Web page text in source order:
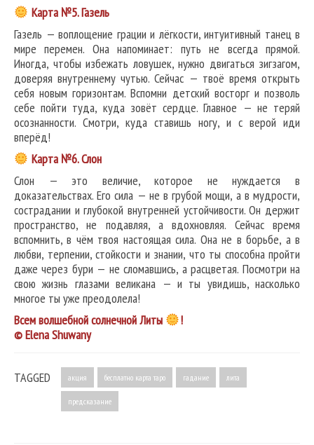
Карта №5. Газель
Газель — воплощение грации и лёгкости, интуитивный танец в
мире перемен. Она напоминает: путь не всегда прямой.
Иногда, чтобы избежать ловушек, нужно двигаться зигзагом,
доверяя внутреннему чутью. Сейчас — твоё время открыть
себя новым горизонтам. Вспомни детский восторг и позволь
себе пойти туда, куда зовёт сердце. Главное — не теряй
осознанности. Смотри, куда ставишь ногу, и с верой иди
вперёд!
Карта №6. Слон
Слон — это величие, которое не нуждается в
доказательствах. Его сила — не в грубой мощи, а в мудрости,
сострадании и глубокой внутренней устойчивости. Он держит
пространство, не подавляя, а вдохновляя. Сейчас время
вспомнить, в чём твоя настоящая сила. Она не в борьбе, а в
любви, терпении, стойкости и знании, что ты способна пройти
даже через бури — не сломавшись, а расцветая. Посмотри на
свою жизнь глазами великана — и ты увидишь, насколько
многое ты уже преодолела!
Всем волшебной солнечной Литы
!
© Elena Shuwany
TAGGED акция бесплатно карта таро гадание лита
предсказание